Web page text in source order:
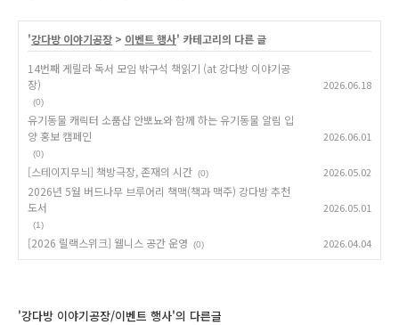
'강다방 이야기공장 > 이벤트 행사' 카테고리의 다른 글
14번째 게릴라 독서 모임 밖구석 책읽기 (at 강다방 이야기공
장)
(0)
2026.06.18
유기동물 캐릭터 소품샵 안뽀뇨와 함께 하는 유기동물 알림 입
양 홍보 캠페인
(0)
2026.06.01
[스테이지무늬] 책방극장, 존재의 시간 (0) 2026.05.02
2026년 5월 버드나무 브루어리 책맥(책과 맥주) 강다방 추천
도서
(1)
2026.05.01
[2026 릴랙스위크] 웰니스 공간 운영 (0) 2026.04.04
'강다방 이야기공장/이벤트 행사'의 다른글